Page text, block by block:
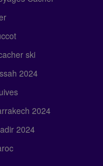
ski
2024
2024
2024